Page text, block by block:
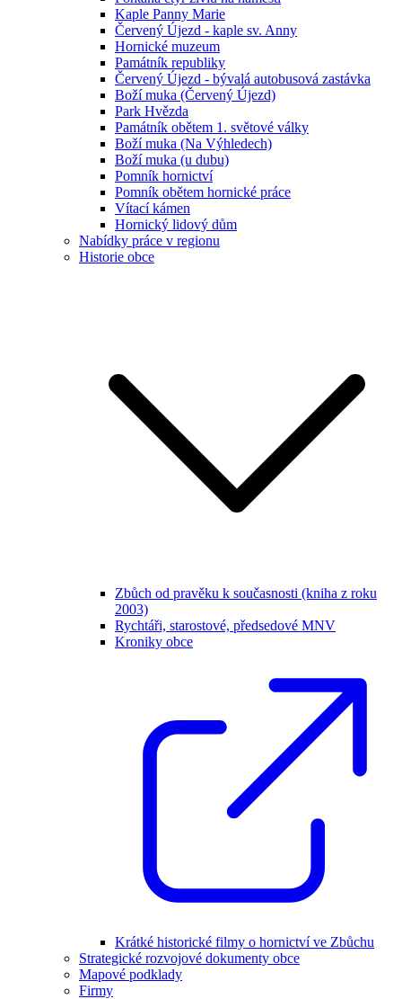
Kaple Panny Marie
Červený Újezd - kaple sv. Anny
Hornické muzeum
Památník republiky
Červený Újezd - bývalá autobusová zastávka
Boží muka (Červený Újezd)
Park Hvězda
Památník obětem 1. světové války
Boží muka (Na Výhledech)
Boží muka (u dubu)
Pomník hornictví
Pomník obětem hornické práce
Vítací kámen
Hornický lidový dům
Nabídky práce v regionu
Historie obce
Zbůch od pravěku k současnosti (kniha z roku
2003)
Rychtáři, starostové, předsedové MNV
Kroniky obce
Krátké historické filmy o hornictví ve Zbůchu
Strategické rozvojové dokumenty obce
Mapové podklady
Firmy